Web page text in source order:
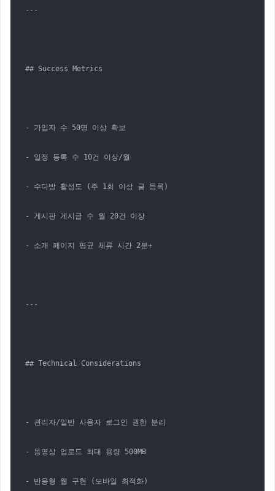
---
## Success Metrics
- 가입자 수 50명 이상 확보
- 일정 등록 수 10건 이상/월
- 수다방 활성도 (주 1회 이상 글 등록)
- 게시판 게시글 수 월 20건 이상
- 소개 페이지 평균 체류 시간 2분+
---
## Technical Considerations
- 관리자/일반 사용자 로그인 권한 분리
- 동영상 업로드 최대 용량 500MB
- 반응형 웹 구현 (모바일 최적화)